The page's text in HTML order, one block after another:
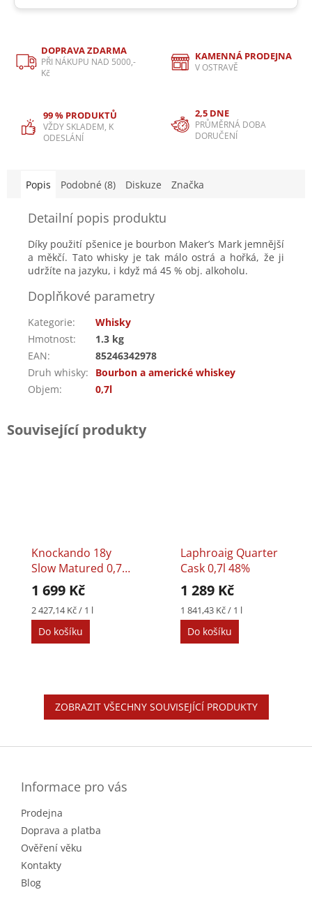
DOPRAVA ZDARMA
PŘI NÁKUPU NAD 5000,-
Kč
KAMENNÁ PRODEJNA
V OSTRAVĚ
99 % PRODUKTŮ
VŽDY SKLADEM, K
ODESLÁNÍ
2,5 DNE
PRŮMĚRNÁ DOBA
DORUČENÍ
Popis Podobné (8) Diskuze Značka
Detailní popis produktu
Díky použití pšenice je bourbon Maker’s Mark jemnější
a měkčí. Tato whisky je tak málo ostrá a hořká, že ji
udržíte na jazyku, i když má 45 % obj. alkoholu.
Doplňkové parametry
Kategorie:
Whisky
Hmotnost:
1.3 kg
EAN:
85246342978
Druh whisky:
Bourbon a americké whiskey
Objem: 0,7l
Související produkty
Knockando 18y
Slow Matured 0,7l
43%
1 699 Kč
Měrná
cena:
2 427,14 Kč / 1 l
Do košíku
Laphroaig Quarter
Cask 0,7l 48%
1 289 Kč
Měrná
cena:
1 841,43 Kč / 1 l
Do košíku
ZOBRAZIT VŠECHNY SOUVISEJÍCÍ PRODUKTY
Informace pro vás
Prodejna
Doprava a platba
Ověření věku
Kontakty
Blog